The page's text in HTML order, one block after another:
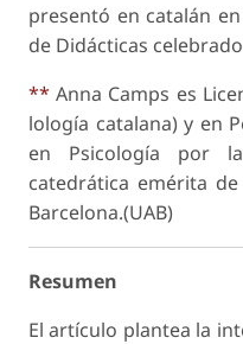
presentó en catalán
de Didácticas
** Anna Camps es
lología catalana) y en
en Psicología por
catedrática emérita
Barcelona.(UAB)
Resumen
El artículo plantea la